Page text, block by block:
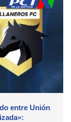
entre Unión